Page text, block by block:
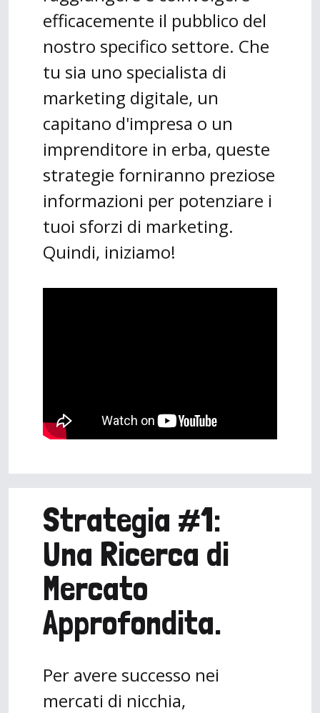
efficacemente il pubblico del
nostro specifico settore. Che
tu sia uno specialista di
marketing digitale, un
capitano d'impresa o un
imprenditore in erba, queste
strategie forniranno preziose
informazioni per potenziare i
tuoi sforzi di marketing.
Quindi, iniziamo!
Strategia #1:
Una Ricerca di
Mercato
Approfondita.
Per avere successo nei
mercati di nicchia,